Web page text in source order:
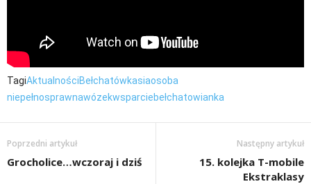
TagiAktualnościBełchatówkasiaosoba
niepełnosprawnawózekwsparciebełchatowianka
Poprzedni artykuł
Grocholice…wczoraj i dziś
Następny artykuł
15. kolejka T-mobile
Ekstraklasy